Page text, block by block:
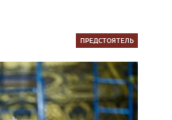
ПРЕДСТОЯТЕЛЬ